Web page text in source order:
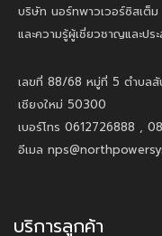
บริษัท นอร์ทพาวเวอร์ซิสเต็
และความรู้ผู้เชี่ยวชาญและป
เลขที่ 88/68 หมู่ที่ 5 ตำบลสั
เชียงใหม่ 50300
เบอร์โทร 0612726888 ,
อีเมล
บริการลูกค้า